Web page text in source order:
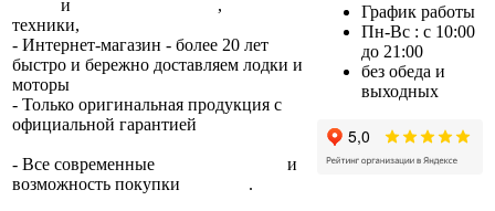
и ,
техники,
- Интернет-магазин - более 20 лет
быстро и бережно доставляем лодки и
моторы
- Только оригинальная продукция с
официальной гарантией
- Все современные
и
возможность покупки
.
График работы
Пн-Вс : с 10:00
до 21:00
без обеда и
выходных